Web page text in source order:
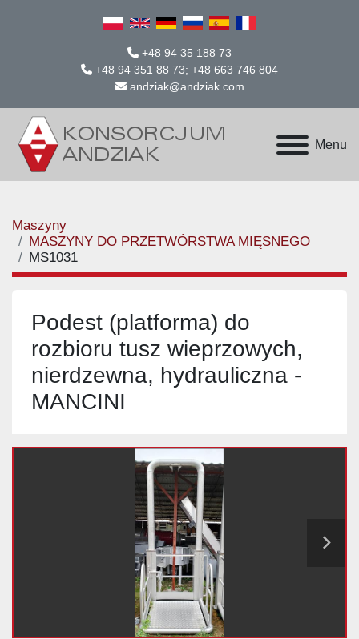
+48 94 35 188 73
+48 94 351 88 73; +48 663 746 804
andziak@andziak.com
Menu
Maszyny
MASZYNY DO PRZETWÓRSTWA MIĘSNEGO
MS1031
Podest (platforma) do
rozbioru tusz wieprzowych,
nierdzewna, hydrauliczna -
MANCINI